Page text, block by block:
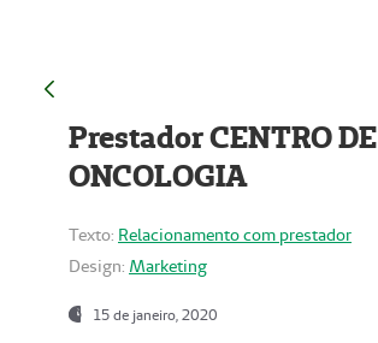
Prestador CENTRO DE
ONCOLOGIA
Texto: Relacionamento com prestador
Design: Marketing
15 de janeiro, 2020